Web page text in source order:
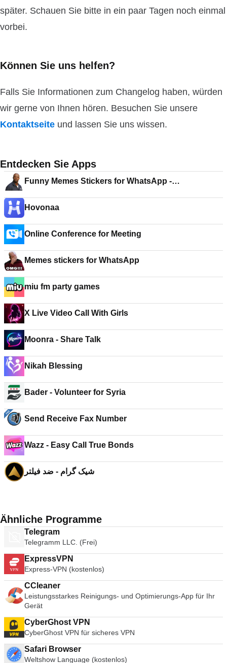
später. Schauen Sie bitte in ein paar Tagen noch einmal
vorbei.
Können Sie uns helfen?
Falls Sie Informationen zum Changelog haben, würden
wir gerne von Ihnen hören. Besuchen Sie unsere
Kontaktseite und lassen Sie uns wissen.
Entdecken Sie Apps
Funny Memes Stickers for WhatsApp -
Hovonaa
Online Conference for Meeting
Memes stickers for WhatsApp
miu fm party games
X Live Video Call With Girls
Moonra - Share Talk
Nikah Blessing
Bader - Volunteer for Syria
Send Receive Fax Number
Wazz - Easy Call True Bonds
شیک گرام - ضد فیلتر
Ähnliche Programme
Telegram
Telegramm LLC. (Frei)
ExpressVPN
Express-VPN (kostenlos)
CCleaner
Leistungsstarkes Reinigungs- und Optimierungs-App für Ihr
Gerät
CyberGhost VPN
CyberGhost VPN für sicheres VPN
Safari Browser
Weltshow Language (kostenlos)